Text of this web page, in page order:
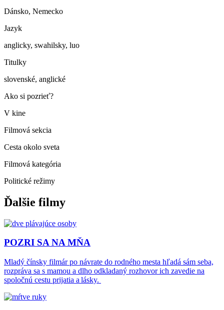
Dánsko, Nemecko
Jazyk
anglicky, swahilsky, luo
Titulky
slovenské, anglické
Ako si pozrieť?
V kine
Filmová sekcia
Cesta okolo sveta
Filmová kategória
Politické režimy
Ďalšie filmy
POZRI SA NA MŇA
Mladý čínsky filmár po návrate do rodného mesta hľadá sám seba,
rozpráva sa s mamou a dlho odkladaný rozhovor ich zavedie na
spoločnú cestu prijatia a lásky.